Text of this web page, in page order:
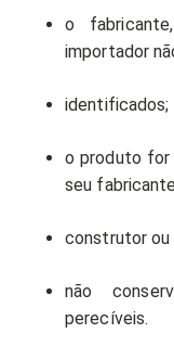
o
importador
identificados;
o produto for
seu
construtor ou
não
perecíveis.